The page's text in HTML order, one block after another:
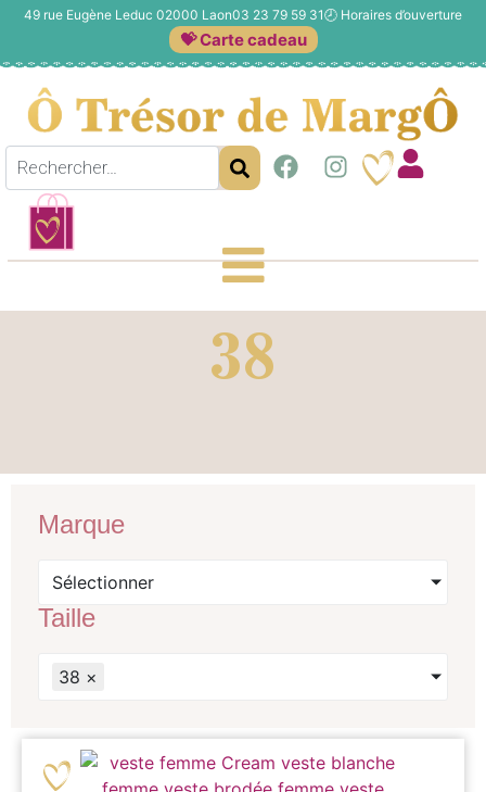
49 rue Eugène Leduc 02000 Laon03 23 79 59 31🕗 Horaires d’ouverture
💝 Carte cadeau
38
Marque
Sélectionner
Taille
38 ×